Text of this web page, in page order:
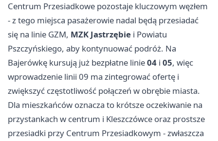
Centrum Przesiadkowe pozostaje kluczowym węzłem
- z tego miejsca pasażerowie nadal będą przesiadać
się na linie GZM, MZK Jastrzębie i Powiatu
Pszczyńskiego, aby kontynuować podróż. Na
Bajerówkę kursują już bezpłatne linie04 i 05, więc
wprowadzenie linii 09 ma zintegrować ofertę i
zwiększyć częstotliwość połączeń w obrębie miasta.
Dla mieszkańców oznacza to krótsze oczekiwanie na
przystankach w centrum i Kleszczówce oraz prostsze
przesiadki przy Centrum Przesiadkowym - zwłaszcza